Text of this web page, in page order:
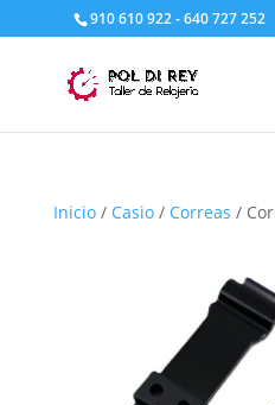
910 610 922 - 640 727 252
Inicio/ Casio/ Correas /